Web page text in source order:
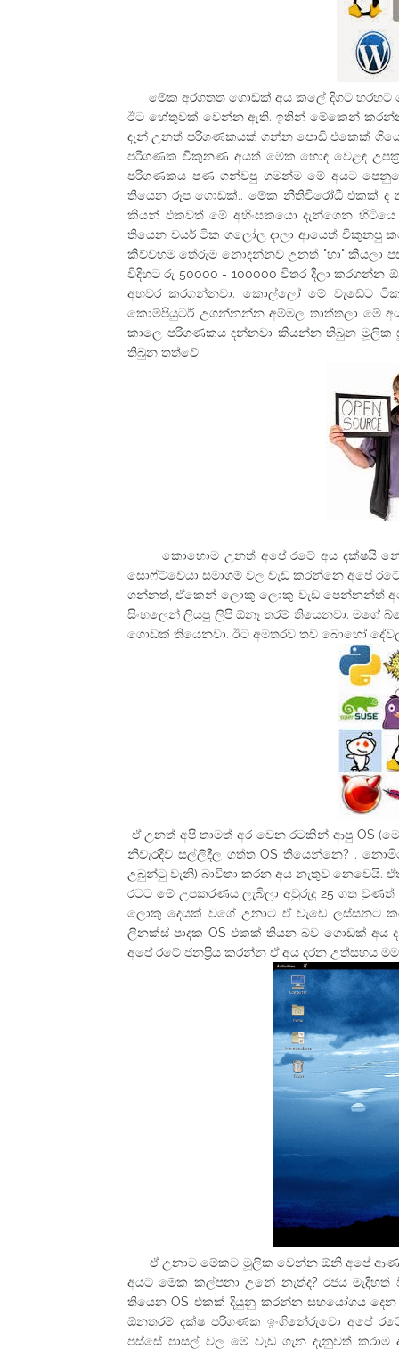
මේක අරගතත ගොඩක් අය කලේ දිගට හරහට
ඊට හේතුවක් වෙන්න ඇති. ඉතින් මේකෙන් කරන්න
දැන් උනත් පරිගණකයක් ගන්න පොඩි එකෙක්
පරිගණක විකුනණ අයත් මේක හොඳ වෙළඳ
පරිගණකය පණ ගන්වපු ගමන්ම මේ අයට
තියෙන රූප ගොඩක්.. මේක නීතිවිරෝධී එකක් ද
කියන් එකවත් මේ අහිංසකයො දැන්ගෙන
තියෙන වයර් ටික ගලෝල දාලා ආයෙත් විකුනපු
කිව්වහම තේරුම නොදන්නව උනත් "හා" කියලා
විදිහට රු 50000 - 100000 විතර දීලා
අහවර කරගන්නවා. කොල්ලෝ මේ වැඩේට
කොම්පියුටර් උගන්නන්න අම්මල තාත්තලා මේ
කාලෙ පරිගණකය දන්නවා කියන්න තිබුන මූලික
තිබුන තත්වේ.
කොහොම උනත් අපේ රටේ අය දක්ෂයි නේ.
සොෆ්ට්වෙයා සමාගම් වල වැඩ කරන්නෙ අපේ
ගන්නත්, ඒකෙන් ලොකු ලොකු වැඩ පෙන්නන්ත් අපේ
සිංහලෙන් ලියපු ලිපි ඕනෑ තරම් තියෙනවා.
ගොඩක් තියෙනවා. ඊට අමතරව තව බොහෝ
ඒ උනත් අපි තාමත් අර වෙන රටකින් ආපු OS
නිවැරදිව සල්ලිදීල ගත්ත OS තියෙන්නෙ? .
උබුන්‍ටු වැනි) බාවිතා කරන අය නැතුව
රටට මේ උපකරණය ලැබිලා අවුරුදු 25 ගත වුණත්
ලොකු දෙයක් වගේ උනාට ඒ වැඩෙ ලස්සනට
ලිනක්ස් පාදක OS එකක් තියන බව ගොඩක් අය
අපේ රටේ ජනප්‍රිය කරන්න ඒ අය දරන උත්සහය
ඒ උනාට මේකට මූලික වෙන්න ඕනි අපේ
අයට මේක කල්පනා උනේ නැත්ද? රජය
තියෙන OS එකක් දියුනු කරන්න සහයෝගය
ඕනතරම් දක්ෂ පරිගණක ඉංගිනේරුවො අපේ
පස්සේ පාසල් වල මේ වැඩ ගැන දැනුවත්